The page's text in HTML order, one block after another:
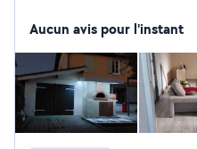
Aucun avis pour l'instant